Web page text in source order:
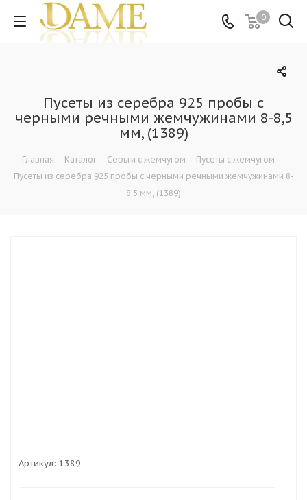
0
Пусеты из серебра 925 пробы с
черными речными жемчужинами 8-8,5
мм, (1389)
Главная - Каталог - Серьги с жемчугом - Пусеты с жемчугом -
Пусеты из серебра 925 пробы с черными речными жемчужинами 8-
8,5 мм, (1389)
Артикул: 1389